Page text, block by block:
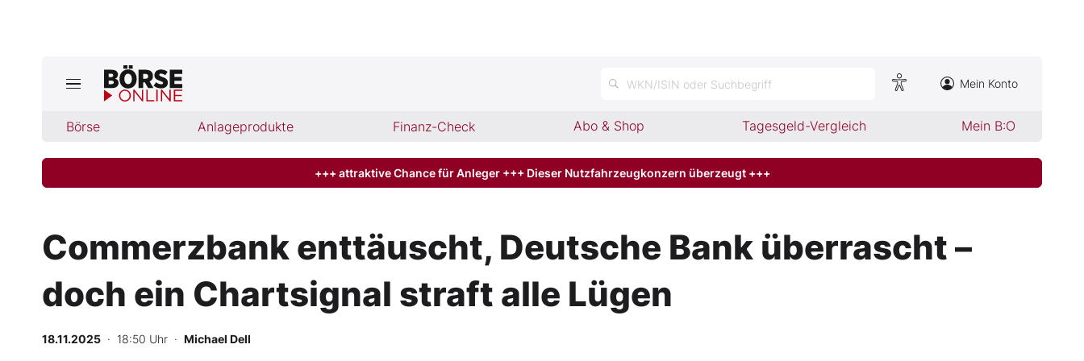
WKN/ISIN oder Suchbegriff Mein Konto
Börse Anlageprodukte Finanz-Check Abo & Shop Tagesgeld-Vergleich Mein B:O
Jetzt aktuelle Ausgabe BÖRSE ONLINE lesen
Finanz-Check
Abo & Shop
BO-Musterdepots
+++ attraktive Chance für Anleger +++ Dieser Nutzfahrzeugkonzern überzeugt +++
Commerzbank enttäuscht, Deutsche Bank überrascht –
doch ein Chartsignal straft alle Lügen
18.11.2025 · 18:50 Uhr · Michael Dell